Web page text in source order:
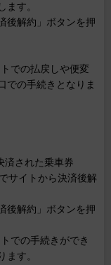
します。
後解約」ボタンを押
での払戻しや便変
での手続きとなりま
済された乗車券
サイトから決済後解
後解約」ボタンを押
での手続きができ
す。